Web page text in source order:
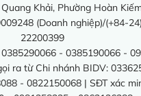
Khải, Phường Hoàn
(Doanh nghiệp)/(+84-
22200399
- 0385190066 -
ra từ Chi nhánh BIDV:
- 0822150068 | SĐT xác